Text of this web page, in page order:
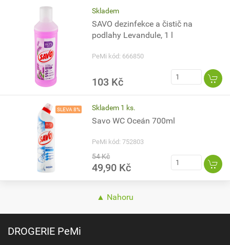
Skladem
SAVO dezinfekce a čistič na
podlahy Levandule, 1 l
PeMi kód: 666850
103 Kč
SLEVA 8% Skladem 1 ks.
Savo WC Oceán 700ml
PeMi kód: 752803
54 Kč
49,90 Kč
▲ Nahoru
DROGERIE PeMi